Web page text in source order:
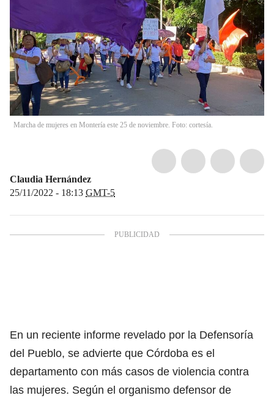
Marcha de mujeres en Montería este 25 de noviembre. Foto: cortesía.
Claudia Hernández
25/11/2022 - 18:13 GMT-5
En un reciente informe revelado por la Defensoría
del Pueblo, se advierte que Córdoba es el
departamento con más casos de violencia contra
las mujeres. Según el organismo defensor de